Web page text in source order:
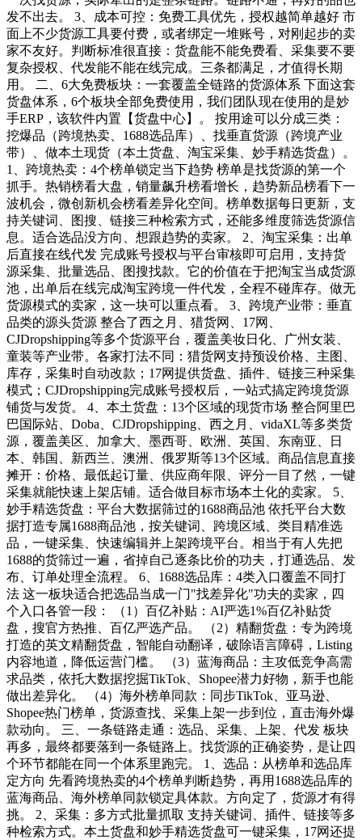
发不出去。 3、成本可控：免费工具优先，授权越简单越好 市
面上不少货源工具要付费，或者绑定一堆账号，对刚起步的卖
家不友好。判断标准很直接：货盘能不能免费看、采集要不要
复杂授权、代发能不能在线完成。三条都满足，才值得长期
用。 二、6大免费板块：一套覆盖全链路的货源体系 下面这套
货盘体系，6个板块全部免费使用，我们团队现在使用的是妙
手ERP，该软件内置【货盘中心】。 按用途可以分成三类：
挖爆品（跨境热卖、1688选品库）、找垂直货源（跨境产业
带）、做本土现货（本土货盘、淘宝采集、妙手精选货盘）。
1、跨境热卖：4个榜单锁定当下趋势 榜单是找货源的第一个
抓手。热销榜看大盘，销量飙升榜看增长，趋势新品榜看下一
波机会，微创新机会榜看差异化空间。榜单数据每日更新，支
持关键词、图搜、链接三种检索方式，还能多维度筛选货源信
息。适合选品没方向、想跟趋势的卖家。 2、淘宝采集：出单
后直接在线代发 完成账号授权与平台审核即可启用，支持货
源采集、批量选品、图搜找款。它的价值在于把淘宝当成货源
池，出单后在线完成淘宝跨境一件代发，全程不碰库存。做无
货源模式的卖家，这一块可以重点看。 3、跨境产业带：垂直
品类的源头货源 整合了西之月、猎货网、17网、
CJDropshipping等多个货源平台，覆盖美妆日化、广州女装、
童装等产业带。各家打法不同：猎货网支持预设价格、主图、
库存，采集时自动改款；17网提供货盘、插件、链接三种采集
模式；CJDropshipping完成账号授权后，一站式搞定跨境货源
铺货与发货。 4、本土货盘：13个区域的现货市场 整合阿里巴
巴国际站、Doba、CJDropshipping、西之月、vidaXL等多类货
源，覆盖美区、加拿大、墨西哥、欧洲、英国、东南亚、日
本、韩国、新西兰、澳洲、俄罗斯等13个区域。商品信息直接
摊开：价格、最低起订量、供应商年限、评分一目了然，一键
采集就能快速上架店铺。适合做目标市场本土化的卖家。 5、
妙手精选货盘：平台大数据筛过的1688商品池 依托平台大数
据打造专属1688商品池，按关键词、跨境区域、类目精准选
品，一键采集、快速编辑并上架跨境平台。相当于有人先把
1688的货筛过一遍，省掉自己逐条比价的功夫，打通选品、发
布、订单处理全流程。 6、1688选品库：4类入口覆盖不同打
法 这一板块适合把选品当成一门"找差异化"功夫的卖家，四
个入口各管一段： （1）百亿补贴：AI严选1%百亿补贴货
盘，搜官方热推、百亿严选产品。 （2）精翻货盘：专为跨境
打造的英文精翻货盘，智能自动翻译，破除语言障碍，Listing
内容地道，降低运营门槛。 （3）蓝海商品：主攻低竞争高需
求品类，依托大数据挖掘TikTok、Shopee潜力好物，新手也能
做出差异化。 （4）海外榜单同款：同步TikTok、亚马逊、
Shopee热门榜单，货源查找、采集上架一步到位，直击海外爆
款动向。 三、一条链路走通：选品、采集、上架、代发 板块
再多，最终都要落到一条链路上。找货源的正确姿势，是让四
个环节都能在同一个体系里跑完。 1、选品：从榜单和选品库
定方向 先看跨境热卖的4个榜单判断趋势，再用1688选品库的
蓝海商品、海外榜单同款锁定具体款。方向定了，货源才有得
挑。 2、采集：多方式批量抓取 支持关键词、插件、链接等多
种检索方式。本土货盘和妙手精选货盘可一键采集，17网还提